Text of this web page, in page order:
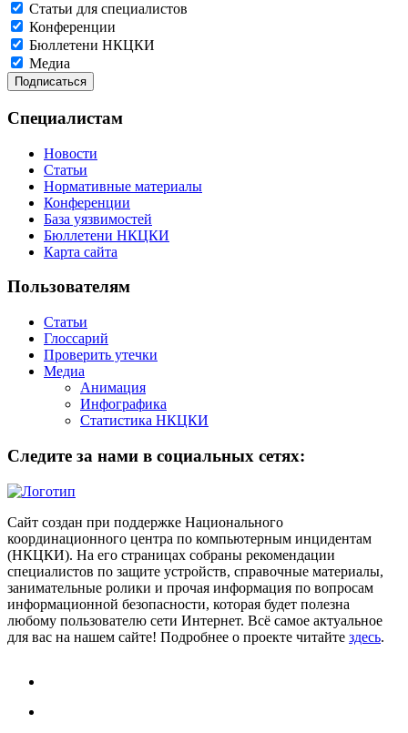
Статьи для специалистов
Конференции
Бюллетени НКЦКИ
Медиа
Специалистам
Новости
Статьи
Нормативные материалы
Конференции
База уязвимостей
Бюллетени НКЦКИ
Карта сайта
Пользователям
Статьи
Глоссарий
Проверить утечки
Медиа
Анимация
Инфографика
Статистика НКЦКИ
Следите за нами в социальных сетях:
Сайт создан при поддержке Национального
координационного центра по компьютерным инцидентам
(НКЦКИ). На его страницах собраны рекомендации
специалистов по защите устройств, справочные материалы,
занимательные ролики и прочая информация по вопросам
информационной безопасности, которая будет полезна
любому пользователю сети Интернет. Всё самое актуальное
для вас на нашем сайте! Подробнее о проекте читайте здесь.